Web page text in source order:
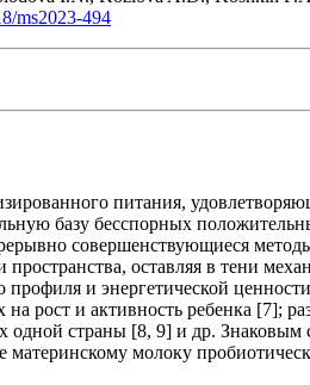
ms2023-494
питания,
базу бесспорных
совершенствующиеся
оставляя в тени
и энергетической
рост и активность ребенка [7];
одной страны [8, 9] и др.
молоку